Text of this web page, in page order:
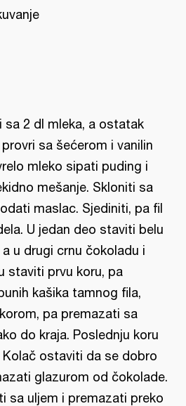
sa 2 dl mleka, a ostatak
sa šećerom i vanilin
mleko sipati puding i
mešanje. Skloniti sa
maslac. Sjediniti, pa fil
U jedan deo staviti belu
u drugi crnu čokoladu i
staviti prvu koru, pa
kašika tamnog fila,
pa premazati sa
do kraja. Poslednju koru
ostaviti da se dobro
glazurom od čokolade.
sa uljem i premazati preko